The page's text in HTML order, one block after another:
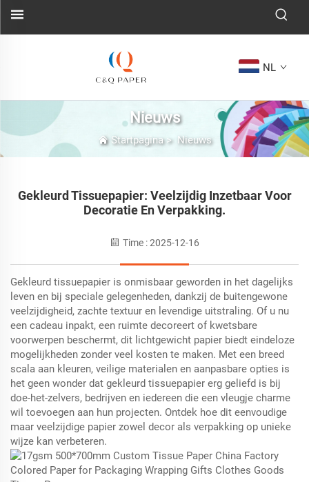
NL
Nieuws
Startpagina> Nieuws
Gekleurd Tissuepapier: Veelzijdig Inzetbaar Voor
Decoratie En Verpakking.
Time : 2025-12-16
Gekleurd tissuepapier is onmisbaar geworden in het dagelijks
leven en bij speciale gelegenheden, dankzij de buitengewone
veelzijdigheid, zachte textuur en levendige uitstraling. Of u nu
een cadeau inpakt, een ruimte decoreert of kwetsbare
voorwerpen beschermt, dit lichtgewicht papier biedt eindeloze
mogelijkheden zonder veel kosten te maken. Met een breed
scala aan kleuren, veilige materialen en aanpasbare opties is
het geen wonder dat gekleurd tissuepapier erg geliefd is bij
doe-het-zelvers, bedrijven en iedereen die een vleugje charme
wil toevoegen aan hun projecten. Ontdek hoe dit eenvoudige
maar veelzijdige papier zowel decor als verpakking op unieke
wijze kan verbeteren.